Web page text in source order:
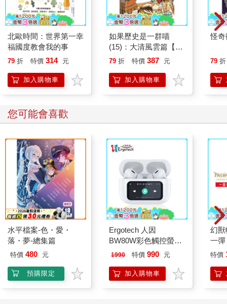
北歐時間：世界第一幸
福國度教會我的事
79 折 特價 314 元
加入購物車
如果歷史是一群喵
(15)：大清風雲篇【萌
貓漫畫學歷史】
79 折 特價 387 元
加入購物車
怪
79 折
您可能會喜歡
水平檔案-色・愛・
落・夢-總集篇
特價 480 元
預購限定
Ergotech 人因
BW80W彩色觸控螢幕
ANC降噪藍牙耳機
1990 特價 990 元
加入購物車
幻
一彈
特價